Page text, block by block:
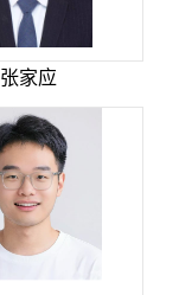
张家应